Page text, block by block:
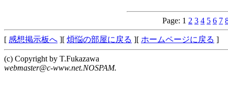
Page: 1 2 3 4 5 6 7
[ 感想掲示板へ ][ 煩悩の部屋に戻る ][ ホームページに戻る ]
(c) Copyright by T.Fukazawa
webmaster@c-www.net.NOSPAM.